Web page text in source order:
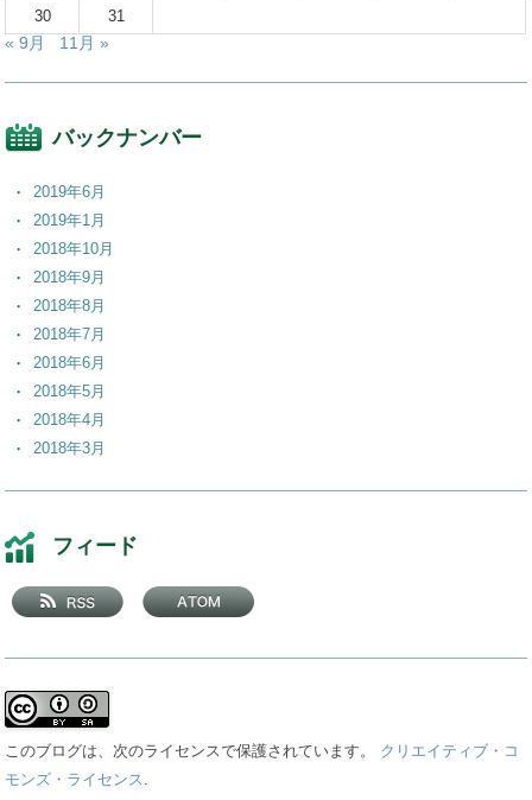
30
31
« 9月 11月 »
バックナンバー
2019年6月
2019年1月
2018年10月
2018年9月
2018年8月
2018年7月
2018年6月
2018年5月
2018年4月
2018年3月
2017年12月
2017年11月
2017年10月
2017年9月
2017年6月
2017年5月
2017年4月
2017年3月
フィード
このブログは、次のライセンスで保護されています。 クリエイティブ・コ
モンズ・ライセンス.